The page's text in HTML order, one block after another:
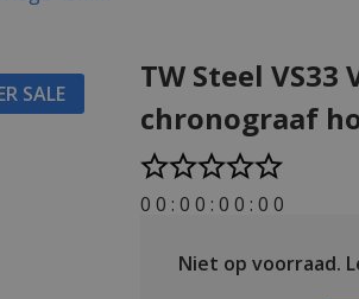
SALE
TW Steel VS33
chronograaf
0 0 : 0 0 : 0 0 : 0 0
Niet op voorraad.